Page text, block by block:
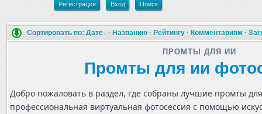
Регистрация Вход Поиск
Сортировать по: Дате · Названию · Рейтингу · Комментариям ·
ПРОМТЫ ДЛЯ ИИ
Промты для ии
Добро пожаловать в раздел, где собраны лучшие промты
профессиональная виртуальная фотосессия с помощью